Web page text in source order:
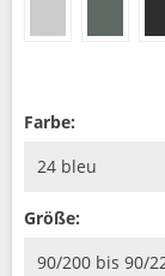
Farbe:
Größe: